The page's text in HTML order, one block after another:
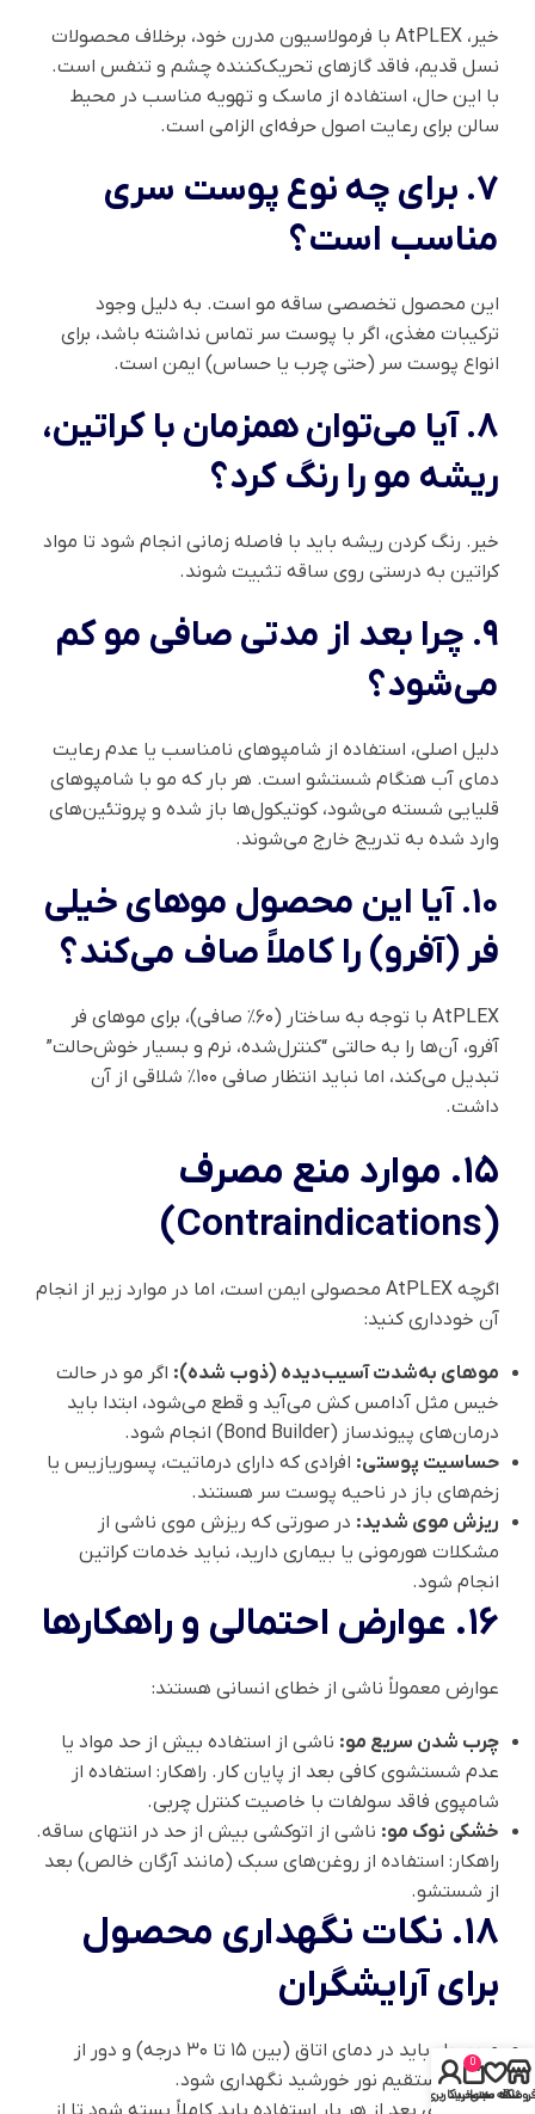
خیر، AtPLEX با فرمولاسیون مدرن خود، برخلاف محصولات
نسل قدیم، فاقد گازهای تحریک‌کننده چشم و تنفس است.
با این حال، استفاده از ماسک و تهویه مناسب در محیط
سالن برای رعایت اصول حرفه‌ای الزامی است.
۷. برای چه نوع پوست سری
مناسب است؟
این محصول تخصصی ساقه مو است. به دلیل وجود
ترکیبات مغذی، اگر با پوست سر تماس نداشته باشد، برای
انواع پوست سر (حتی چرب یا حساس) ایمن است.
۸. آیا می‌توان همزمان با کراتین،
ریشه مو را رنگ کرد؟
خیر. رنگ کردن ریشه باید با فاصله زمانی انجام شود تا مواد
کراتین به درستی روی ساقه تثبیت شوند.
۹. چرا بعد از مدتی صافی مو کم
می‌شود؟
دلیل اصلی، استفاده از شامپوهای نامناسب یا عدم رعایت
دمای آب هنگام شستشو است. هر بار که مو با شامپوهای
قلیایی شسته می‌شود، کوتیکول‌ها باز شده و پروتئین‌های
وارد شده به تدریج خارج می‌شوند.
۱۰. آیا این محصول موهای خیلی
فر (آفرو) را کاملاً صاف می‌کند؟
AtPLEX با توجه به ساختار (۶۰٪ صافی)، برای موهای فر
آفرو، آن‌ها را به حالتی “کنترل‌شده، نرم و بسیار خوش‌حالت”
تبدیل می‌کند، اما نباید انتظار صافی ۱۰۰٪ شلاقی از آن
داشت.
۱۵. موارد منع مصرف
(Contraindications)
اگرچه AtPLEX محصولی ایمن است، اما در موارد زیر از انجام
آن خودداری کنید:
موهای به‌شدت آسیب‌دیده (ذوب شده): اگر مو در حالت
خیس مثل آدامس کش می‌آید و قطع می‌شود، ابتدا باید
درمان‌های پیوندساز (Bond Builder) انجام شود.
حساسیت پوستی: افرادی که دارای درماتیت، پسوریازیس یا
زخم‌های باز در ناحیه پوست سر هستند.
ریزش موی شدید: در صورتی که ریزش موی ناشی از
مشکلات هورمونی یا بیماری دارید، نباید خدمات کراتین
انجام شود.
۱۶. عوارض احتمالی و راهکارها
عوارض معمولاً ناشی از خطای انسانی هستند:
چرب شدن سریع مو: ناشی از استفاده بیش از حد مواد یا
عدم شستشوی کافی بعد از پایان کار. راهکار: استفاده از
شامپوی فاقد سولفات با خاصیت کنترل چربی.
خشکی نوک مو: ناشی از اتوکشی بیش از حد در انتهای ساقه.
راهکار: استفاده از روغن‌های سبک (مانند آرگان خالص) بعد
از شستشو.
۱۸. نکات نگهداری محصول
برای آرایشگران
محصول باید در دمای اتاق (بین ۱۵ تا ۳۰ درجه) و دور از
تابش مستقیم نور خورشید نگهداری شود.
فروشگاه
علاقه مندی
0
سبد خرید
حساب کاربری من